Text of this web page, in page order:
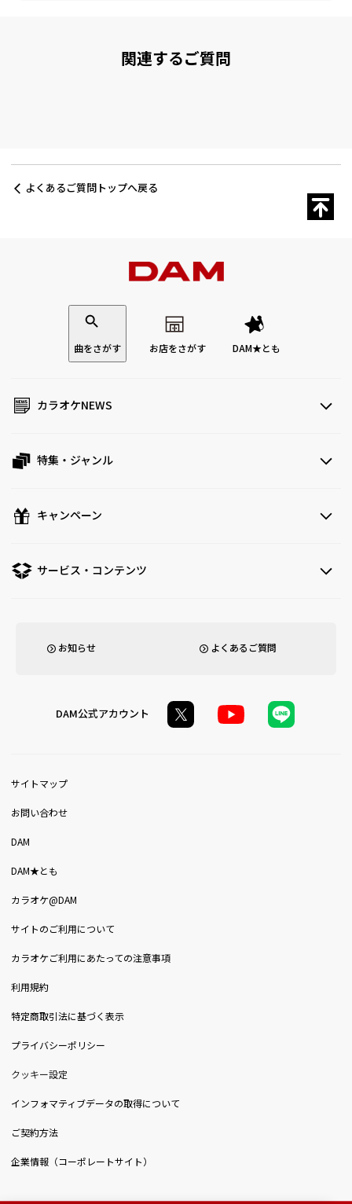
よくあるご質問トップへ戻る
関連するご質問
曲をさがす お店をさがす DAM★とも
カラオケNEWS
特集・ジャンル
キャンペーン
サービス・コンテンツ
お知らせ よくあるご質問
DAM公式アカウント
サイトマップ
お問い合わせ
DAM
DAM★とも
カラオケ@DAM
サイトのご利用について
カラオケご利用にあたっての注意事項
利用規約
特定商取引法に基づく表示
プライバシーポリシー
クッキー設定
インフォマティブデータの取得について
ご契約方法
企業情報（コーポレートサイト）